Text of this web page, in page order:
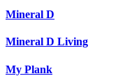
Mineral D
Mineral D Living
My Plank